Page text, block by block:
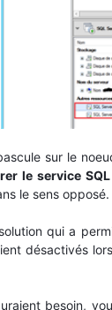
sur le
le service
le sens opposé.
qui a
désactivés
besoin,